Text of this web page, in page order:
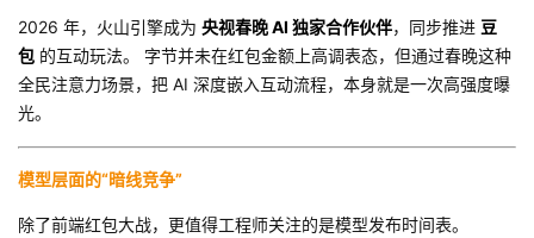
2026 年，火山引擎成为 央视春晚 AI 独家合作伙伴，同步推进 豆
包 的互动玩法。 字节并未在红包金额上高调表态，但通过春晚这种
全民注意力场景，把 AI 深度嵌入互动流程，本身就是一次高强度曝
光。
模型层面的“暗线竞争”
除了前端红包大战，更值得工程师关注的是模型发布时间表。